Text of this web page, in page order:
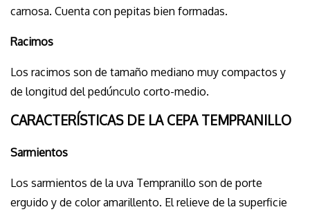
carnosa. Cuenta con pepitas bien formadas.
Racimos
Los racimos son de tamaño mediano muy compactos y
de longitud del pedúnculo corto-medio.
CARACTERÍSTICAS DE LA CEPA TEMPRANILLO
Sarmientos
Los sarmientos de la uva Tempranillo son de porte
erguido y de color amarillento. El relieve de la superficie